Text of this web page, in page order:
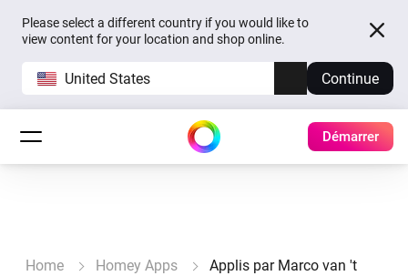
Please select a different country if you would like to
view content for your location and shop online.
United States Continue
Démarrer
Home Homey Apps
Applis par Marco van 't